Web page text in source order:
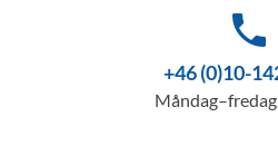
phone
+46 (0)10-